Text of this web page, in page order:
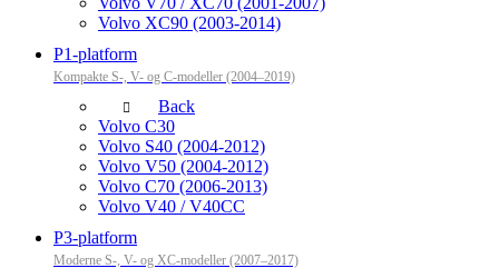
Volvo XC90 (2003-2014)
P1-platform
Kompakte S-, V- og C-modeller (2004–2019)
Back
Volvo C30
Volvo S40 (2004-2012)
Volvo V50 (2004-2012)
Volvo C70 (2006-2013)
Volvo V40 / V40CC
P3-platform
Moderne S-, V- og XC-modeller (2007–2017)